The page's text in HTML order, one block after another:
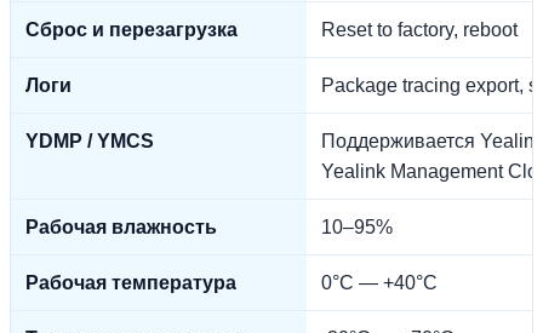
Сброс и перезагрузка Reset to factory, reboot
Логи Package tracing export,
YDMP / YMCS
Поддерживается
Yealink Management
Рабочая влажность 10–95%
Рабочая температура 0°C — +40°C